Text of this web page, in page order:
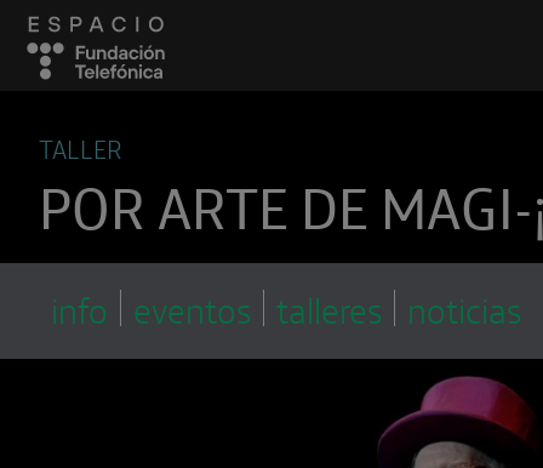
TALLER
POR ARTE DE
info eventos talleres noticias